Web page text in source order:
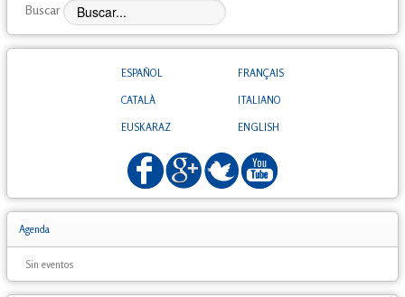
Buscar
ESPAÑOL
CATALÀ
EUSKARAZ
FRANÇAIS
ITALIANO
ENGLISH
Agenda
Sin eventos